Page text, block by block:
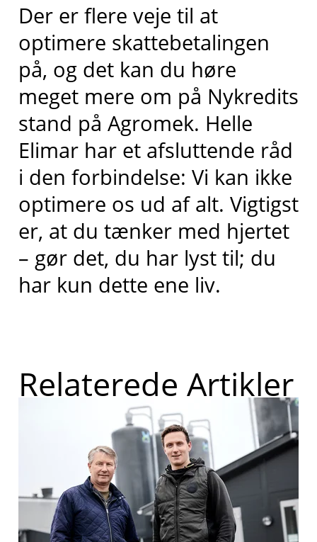
Der er flere veje til at
optimere skattebetalingen
på, og det kan du høre
meget mere om på Nykredits
stand på Agromek. Helle
Elimar har et afsluttende råd
i den forbindelse: Vi kan ikke
optimere os ud af alt. Vigtigst
er, at du tænker med hjertet
– gør det, du har lyst til; du
har kun dette ene liv.
Relaterede Artikler